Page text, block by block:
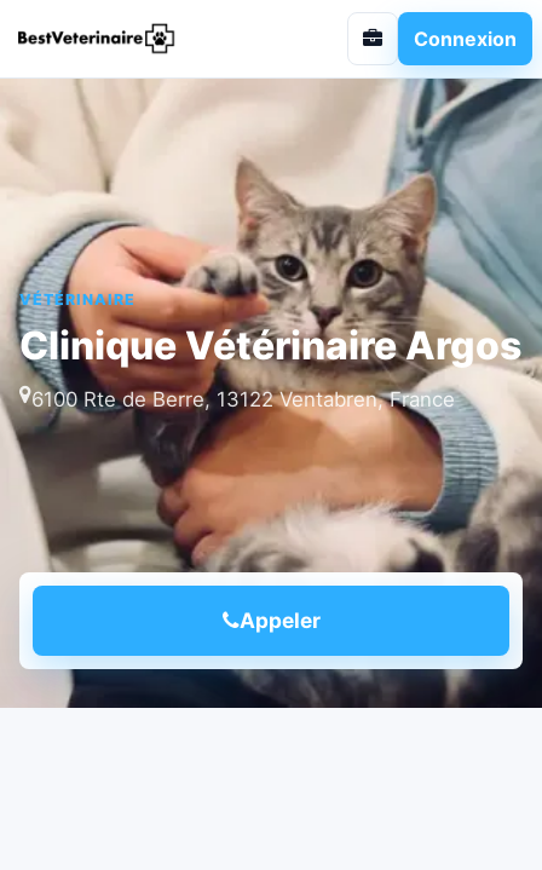
Connexion
VÉTÉRINAIRE
Clinique Vétérinaire Argos
6100 Rte de Berre, 13122 Ventabren, France
Appeler